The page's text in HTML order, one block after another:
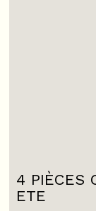
4 PIÈCES
ETE